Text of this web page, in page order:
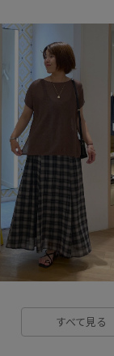
すべて見る